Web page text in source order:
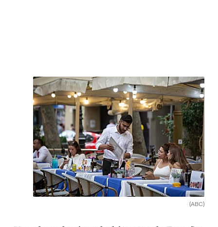
(ABC)